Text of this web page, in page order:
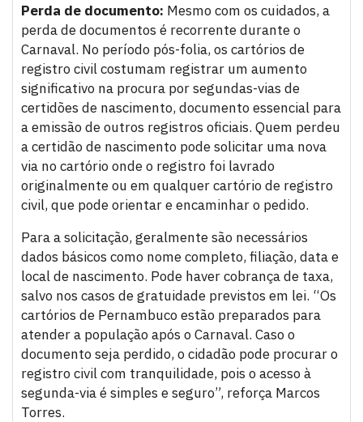
Perda de documento: Mesmo com os cuidados, a
perda de documentos é recorrente durante o
Carnaval. No período pós-folia, os cartórios de
registro civil costumam registrar um aumento
significativo na procura por segundas-vias de
certidões de nascimento, documento essencial para
a emissão de outros registros oficiais. Quem perdeu
a certidão de nascimento pode solicitar uma nova
via no cartório onde o registro foi lavrado
originalmente ou em qualquer cartório de registro
civil, que pode orientar e encaminhar o pedido.
Para a solicitação, geralmente são necessários
dados básicos como nome completo, filiação, data e
local de nascimento. Pode haver cobrança de taxa,
salvo nos casos de gratuidade previstos em lei. “Os
cartórios de Pernambuco estão preparados para
atender a população após o Carnaval. Caso o
documento seja perdido, o cidadão pode procurar o
registro civil com tranquilidade, pois o acesso à
segunda-via é simples e seguro”, reforça Marcos
Torres.